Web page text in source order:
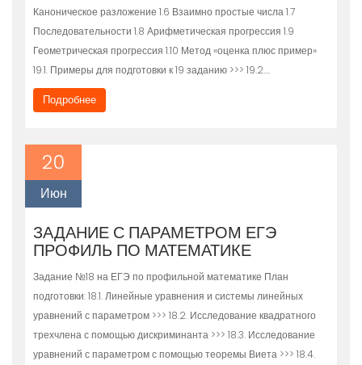
Каноническое разложение 1.6 Взаимно простые числа 1.7
Последовательности 1.8 Арифметическая прогрессия 1.9
Геометрическая прогрессия 1.10 Метод «оценка плюс пример»
19.1. Примеры для подготовки к 19 заданию >>> 19.2….
Подробнее
20
Июн
ЗАДАНИЕ С ПАРАМЕТРОМ ЕГЭ
ПРОФИЛЬ ПО МАТЕМАТИКЕ
Задание №18 на ЕГЭ по профильной математике План
подготовки: 18.1. Линейные уравнения и системы линейных
уравнений с параметром >>> 18.2. Исследование квадратного
трехчлена с помощью дискриминанта >>> 18.3. Исследование
уравнений с параметром с помощью теоремы Виета >>> 18.4.